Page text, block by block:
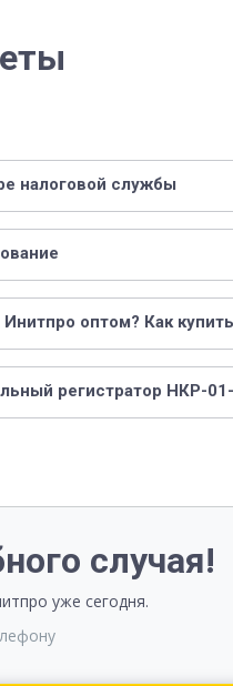
налоговой службы
оптом? Как
регистратор НКР-
случая!
уже сегодня.